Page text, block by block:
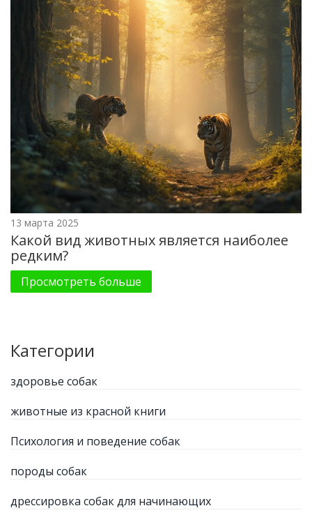
13 марта 2025
Какой вид животных является наиболее
редким?
Просмотреть больше
Категории
здоровье собак
животные из красной книги
Психология и поведение собак
породы собак
дрессировка собак для начинающих